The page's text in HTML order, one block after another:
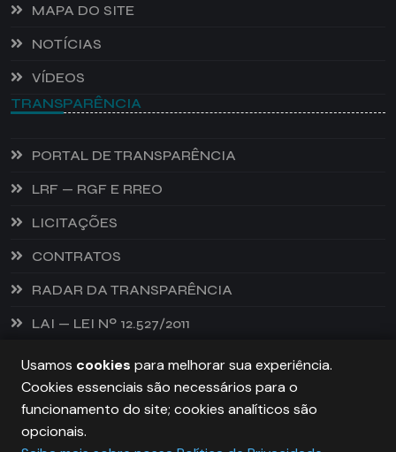
MAPA DO SITE
NOTÍCIAS
VÍDEOS
TRANSPARÊNCIA
PORTAL DE TRANSPARÊNCIA
LRF — RGF E RREO
LICITAÇÕES
CONTRATOS
RADAR DA TRANSPARÊNCIA
LAI — LEI Nº 12.527/2011
PREFEITURA DE CASTANHEIRA, TODOS OS DIREITOS
Usamos cookies para melhorar sua experiência.
Cookies essenciais são necessários para o
funcionamento do site; cookies analíticos são
opcionais.